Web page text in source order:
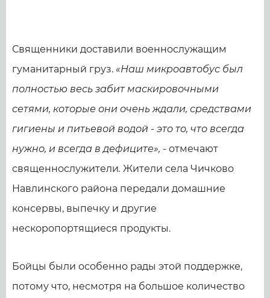
Священники доставили военнослужащим
гуманитарный груз. «Наш микроавтобус был
полностью весь забит маскировочными
сетями, которые они очень ждали, средствами
гигиены и питьевой водой - это то, что всегда
нужно, и всегда в дефиците», - отмечают
священнослужители. Жители села Чичково
Навлинского района передали домашние
консервы, выпечку и другие
нескоропортящиеся продукты.
Бойцы были особенно рады этой поддержке,
потому что, несмотря на большое количество